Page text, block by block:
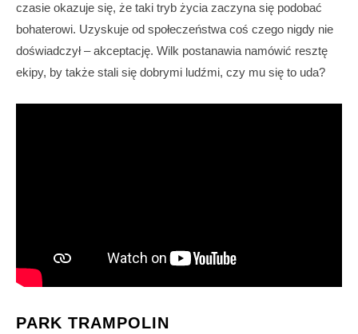
czasie okazuje się, że taki tryb życia zaczyna się podobać
bohaterowi. Uzyskuje od społeczeństwa coś czego nigdy nie
doświadczył – akceptację. Wilk postanawia namówić resztę
ekipy, by także stali się dobrymi ludźmi, czy mu się to uda?
PARK TRAMPOLIN